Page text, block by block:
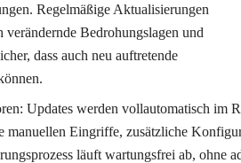
Regelmäßige Aktualisierungen
verändernde Bedrohungslagen und
dass auch neu auftretende
Updates werden vollautomatisch im
Eingriffe, zusätzliche
läuft wartungsfrei ab, ohne